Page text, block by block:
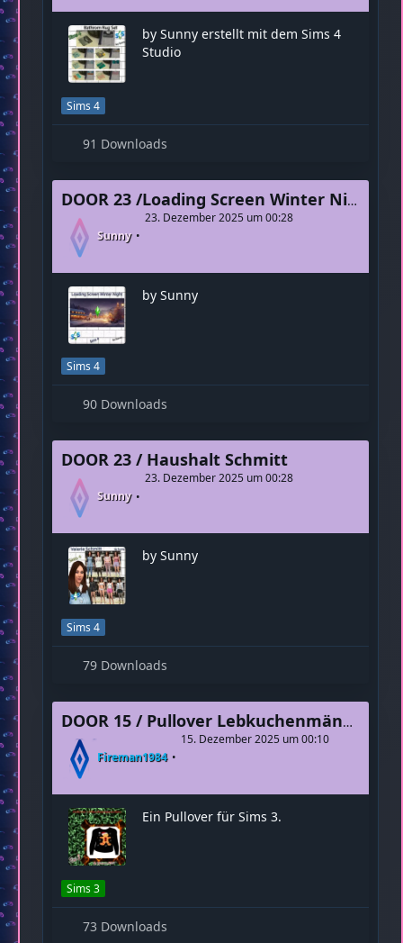
DOOR 23 / Bathroom Rug Set
by Sunny erstellt mit dem Sims 4
Sims 4
91 Downloads
DOOR 23 /Loading Screen Winter Night
by Sunny
Sims 4
90 Downloads
DOOR 23 / Haushalt Schmitt
by Sunny
Sims 4
79 Downloads
DOOR 15 / Pullover Lebkuchenmännchen
Ein Pullover für Sims 3.